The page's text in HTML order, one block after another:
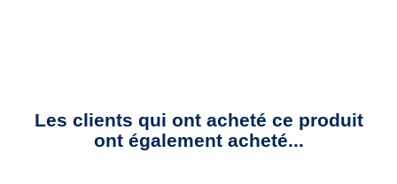
Les clients qui ont acheté ce produit
ont également acheté...